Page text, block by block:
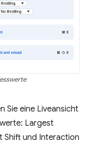
Sie eine Liveansicht
Largest
Shift und Interaction